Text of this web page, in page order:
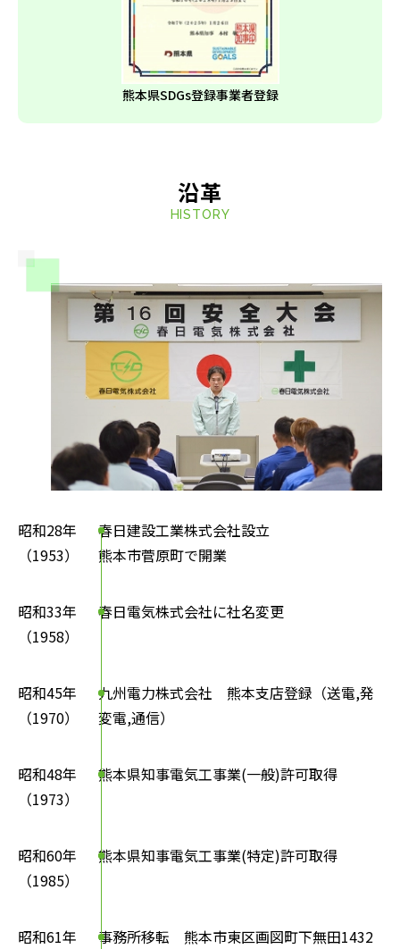
熊本県SDGs登録事業者登録
沿革
HISTORY
昭和28年
（1953）
春日建設工業株式会社設立
熊本市菅原町で開業
昭和33年
（1958）
春日電気株式会社に社名変更
昭和45年
（1970）
九州電力株式会社
熊本支店登録（送電,発
変電,通信）
昭和48年
（1973）
熊本県知事電気工事業(一般)許可取得
昭和60年
（1985）
熊本県知事電気工事業(特定)許可取得
昭和61年
事務所移転
熊本市東区画図町下無田1432